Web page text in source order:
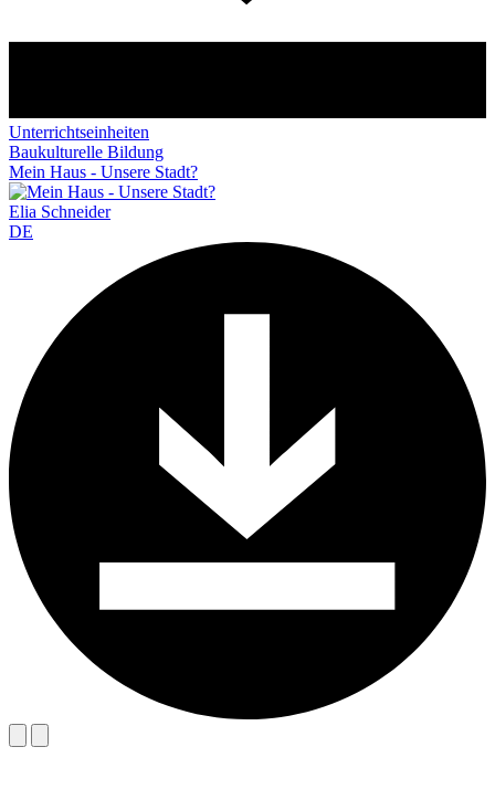
Unterrichtseinheiten
Baukulturelle Bildung
Mein Haus - Unsere Stadt?
Elia Schneider
DE